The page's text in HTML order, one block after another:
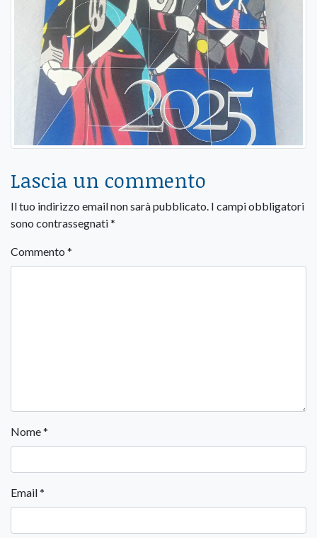
Lascia un commento
Il tuo indirizzo email non sarà pubblicato. I campi obbligatori
sono contrassegnati*
Commento *
Nome*
Email*